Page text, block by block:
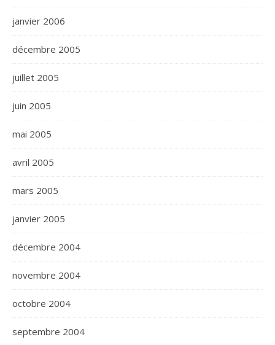
janvier 2006
décembre 2005
juillet 2005
juin 2005
mai 2005
avril 2005
mars 2005
janvier 2005
décembre 2004
novembre 2004
octobre 2004
septembre 2004